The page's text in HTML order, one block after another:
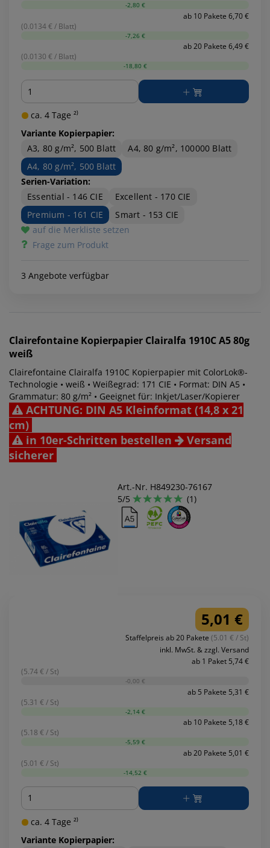
-2,80 €
ab 10 Pakete 6,70 €
(0.0134 € / Blatt)
-7,26 €
ab 20 Pakete 6,49 €
(0.0130 € / Blatt)
-18,80 €
Menge
ca. 4 Tage ²⁾
Variante Kopierpapier:
A3, 80 g/m², 500 Blatt
A4, 80 g/m², 100000 Blatt
A4, 80 g/m², 500 Blatt
Serien-Variation:
Essential - 146 CIE
Excellent - 170 CIE
Premium - 161 CIE
Smart - 153 CIE
auf die Merkliste setzen
Frage zum Produkt
3 Angebote verfügbar
Clairefontaine Kopierpapier Clairalfa 1910C A5 80g
weiß
Clairefontaine Clairalfa 1910C Kopierpapier mit ColorLok®-
Technologie • weiß • Weißegrad: 171 CIE • Format: DIN A5 •
Grammatur: 80 g/m² • Geeignet für: Inkjet/Laser/Kopierer
ACHTUNG: DIN A5 Kleinformat (14,8 x 21
cm)
in 10er-Schritten bestellen
Versand
sicherer
Art.-Nr. H849230-76167
5/5
(1)
5,01 €
Staffelpreis ab 20 Pakete (5.01 € / St)
inkl. MwSt. & zzgl. Versand
ab 1 Paket 5,74 €
(5.74 € / St)
-0,00 €
ab 5 Pakete 5,31 €
(5.31 € / St)
-2,14 €
ab 10 Pakete 5,18 €
(5.18 € / St)
-5,59 €
ab 20 Pakete 5,01 €
(5.01 € / St)
-14,52 €
Menge
ca. 4 Tage ²⁾
Variante Kopierpapier: